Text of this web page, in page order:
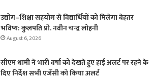
उद्योग–शिक्षा सहयोग से विद्यार्थियों को मिलेगा बेहतर
भविष्य: कुलपति प्रो. नवीन चन्द्र लोहनी
August 6, 2026
सीएम धामी ने भारी वर्षा को देखते हुए हाई अलर्ट पर रहने के
दिए निर्देश सभी एजेंसी को किया अलर्ट